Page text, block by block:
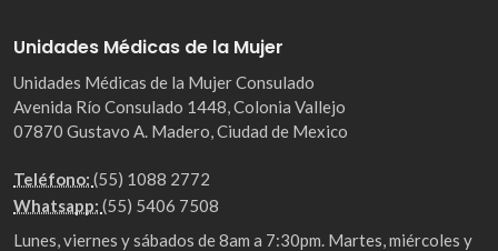
Unidades Médicas de la Mujer
Unidades Médicas de la Mujer Consulado
Avenida Río Consulado 1448, Colonia Vallejo
07870 Gustavo A. Madero, Ciudad de Mexico
Teléfono: (55) 1088 2772
Whatsapp: (55) 5406 7508
Lunes, viernes y sábados de 8am a 7:30pm. Martes, miércoles y